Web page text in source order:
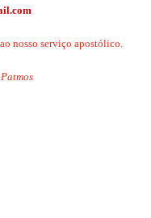
nosso serviço apostólico.